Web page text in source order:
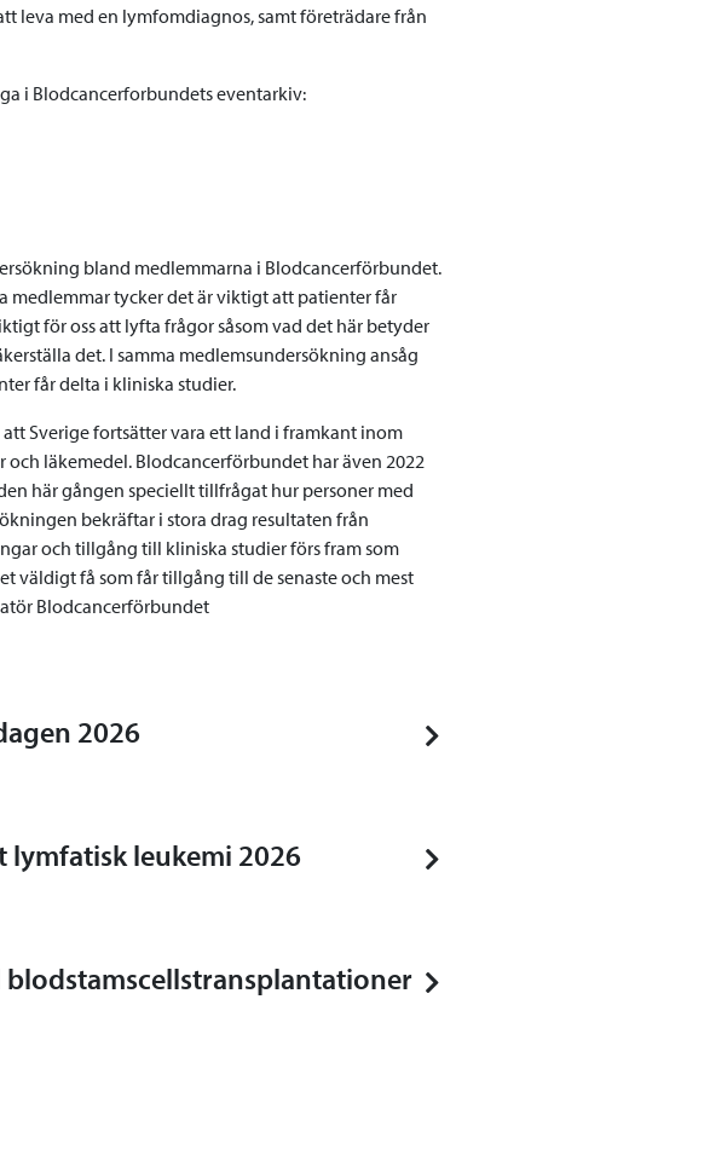
leva med en lymfomdiagnos, samt företrädare från
i Blodcancerforbundets eventarkiv:
bland medlemmarna i Blodcancerförbundet.
medlemmar tycker det är viktigt att patienter får
för oss att lyfta frågor såsom vad det här betyder
det. I samma medlemsundersökning ansåg
får delta i kliniska studier.
Sverige fortsätter vara ett land i framkant inom
läkemedel. Blodcancerförbundet har även 2022
här gången speciellt tillfrågat hur personer med
bekräftar i stora drag resultaten från
och tillgång till kliniska studier förs fram som
väldigt få som får tillgång till de senaste och mest
Blodcancerförbundet
2026
lymfatisk leukemi 2026